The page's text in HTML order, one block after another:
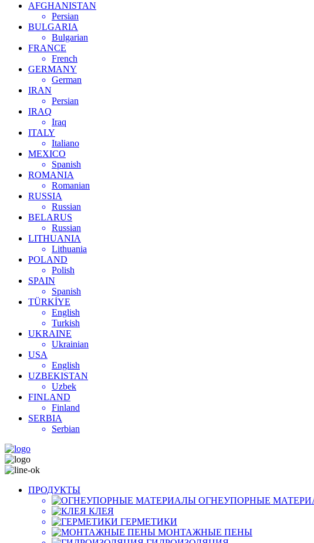
AFGHANISTAN
Persian
BULGARIA
Bulgarian
FRANCE
French
GERMANY
German
IRAN
Persian
IRAQ
Iraq
ITALY
Italiano
MEXICO
Spanish
ROMANIA
Romanian
RUSSIA
Russian
BELARUS
Russian
LITHUANIA
Lithuania
POLAND
Polish
SPAIN
Spanish
TÜRKİYE
English
Turkish
UKRAINE
Ukrainian
USA
English
UZBEKISTAN
Uzbek
FINLAND
Finland
SERBIA
Serbian
ПРОДУКТЫ
ОГНЕУПОРНЫЕ
КЛЕЯ
ГЕРМЕТИКИ
МОНТАЖНЫЕ ПЕНЫ